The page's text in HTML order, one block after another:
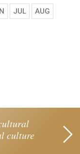
JUL
AUG
culture